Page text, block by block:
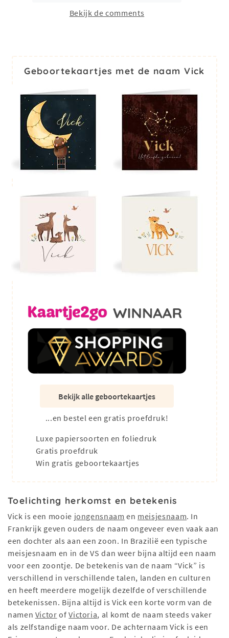
Bekijk de comments
Geboortekaartjes met de naam Vick
Bekijk alle geboortekaartjes
...en bestel een gratis proefdruk!
Luxe papiersoorten en foliedruk
Gratis proefdruk
Win gratis geboortekaartjes
Toelichting herkomst en betekenis
Vick is een mooie jongensnaam en meisjesnaam. In
Frankrijk geven ouders de naam ongeveer even vaak aan
een dochter als aan een zoon. In Brazilië een typische
meisjesnaam en in de VS dan weer bijna altijd een naam
voor een zoontje. De betekenis van de naam “Vick” is
verschillend in verschillende talen, landen en culturen
en heeft meerdere mogelijk dezelfde of verschillende
betekenissen. Bijna altijd is Vick een korte vorm van de
namen Victor ofVictoria, al komt de naam steeds vaker
als zelfstandige naam voor. De achternaam Vick is een